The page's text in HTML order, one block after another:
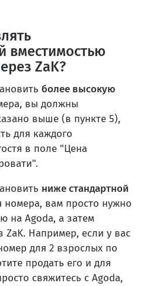
вместимостью
ZaK?
более высокую
вы должны
выше (в пункте 5),
для каждого
в поле "Цена
ниже стандартной
номера, вам просто нужно
на Agoda, а затем
ZaK. Например, если у вас
для 2 взрослых по
продать его и для
свяжитесь с Agoda,